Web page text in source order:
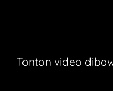
Tonton video